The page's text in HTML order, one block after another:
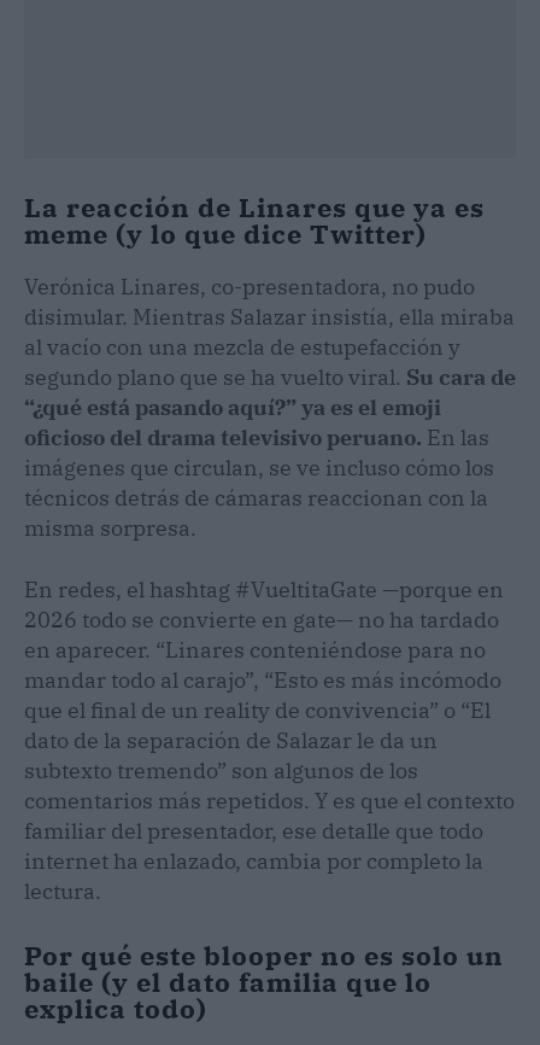
La reacción de Linares que ya es
meme (y lo que dice Twitter)
Verónica Linares, co-presentadora, no pudo
disimular. Mientras Salazar insistía, ella miraba
al vacío con una mezcla de estupefacción y
segundo plano que se ha vuelto viral. Su cara de
“¿qué está pasando aquí?” ya es el emoji
oficioso del drama televisivo peruano. En las
imágenes que circulan, se ve incluso cómo los
técnicos detrás de cámaras reaccionan con la
misma sorpresa.
En redes, el hashtag #VueltitaGate —porque en
2026 todo se convierte en gate— no ha tardado
en aparecer. “Linares conteniéndose para no
mandar todo al carajo”, “Esto es más incómodo
que el final de un reality de convivencia” o “El
dato de la separación de Salazar le da un
subtexto tremendo” son algunos de los
comentarios más repetidos. Y es que el contexto
familiar del presentador, ese detalle que todo
internet ha enlazado, cambia por completo la
lectura.
Por qué este blooper no es solo un
baile (y el dato familia que lo
explica todo)